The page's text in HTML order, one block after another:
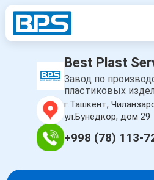
Best Plast
Завод по
пластиковых
г.Ташкент,
ул.Бунёдкор, дом 29
+998 (78) 113-